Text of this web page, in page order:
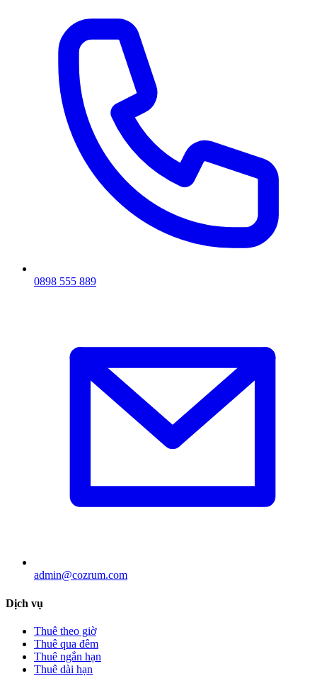
0898 555 889
admin@cozrum.com
Dịch vụ
Thuê theo giờ
Thuê qua đêm
Thuê ngắn hạn
Thuê dài hạn